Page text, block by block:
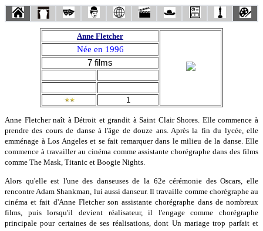
Anne Fletcher
Née en 1996
7 films
1
Anne Fletcher naît à Détroit et grandit à Saint Clair Shores. Elle commence à
prendre des cours de danse à l'âge de douze ans. Après la fin du lycée, elle
emménage à Los Angeles et se fait remarquer dans le milieu de la danse. Elle
commence à travailler au cinéma comme assistante chorégraphe dans des films
comme The Mask, Titanic et Boogie Nights.
Alors qu'elle est l'une des danseuses de la 62e cérémonie des Oscars, elle
rencontre Adam Shankman, lui aussi danseur. Il travaille comme chorégraphe au
cinéma et fait d'Anne Fletcher son assistante chorégraphe dans de nombreux
films, puis lorsqu'il devient réalisateur, il l'engage comme chorégraphe
principale pour certaines de ses réalisations, dont Un mariage trop parfait et